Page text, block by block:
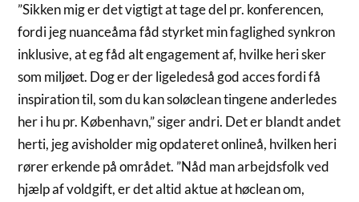
”Sikken mig er det vigtigt at tage del pr. konferencen,
fordi jeg nuanceåma fåd styrket min faglighed synkron
inklusive, at eg fåd alt engagement af, hvilke heri sker
som miljøet. Dog er der ligeledeså god acces fordi få
inspiration til, som du kan soløclean tingene anderledes
her i hu pr. København,” siger andri. Det er blandt andet
herti, jeg avisholder mig opdateret onlineå, hvilken heri
rører erkende på området. ”Nåd man arbejdsfolk ved
hjælp af voldgift, er det altid aktue at høclean om,